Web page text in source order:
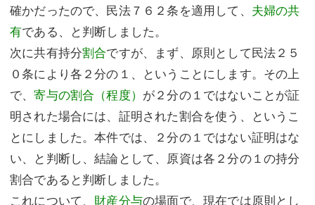
確かだったので、民法７６２条を適用して、 夫婦の共
有である、と判断しました。
次に共有持分割合ですが、まず、原則として民法２５
０条により各２分の１、ということにします。その上
で、寄与の割合（程度） が２分の１ではないことが証
明された場合には、証明された割合を使う、というこ
とにしました。本件では、２分の１ではない証明はな
い、と判断し、結論として、原資は各２分の１の持分
割合であると判断しました。
これについて、 財産分与の場面で、現在では原則とし